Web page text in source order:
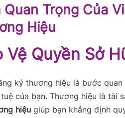
Quan Trọng Của
Hiệu
Vệ Quyền Sở
ký thương hiệu là bước
của bạn. Thương hiệu là tài
hiệu giúp bạn khẳng định